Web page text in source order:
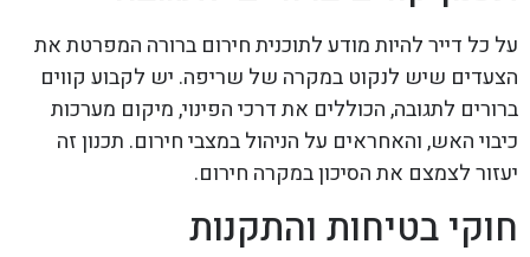
על כל דייר להיות מודע לתוכנית חירום ברורה המפרטת את
הצעדים שיש לנקוט במקרה של שריפה. יש לקבוע קווים
ברורים לתגובה, הכוללים את דרכי הפינוי, מיקום מערכות
כיבוי האש, והאחראים על הניהול במצבי חירום. תכנון זה
יעזור לצמצם את הסיכון במקרה חירום.
חוקי בטיחות והתקנות